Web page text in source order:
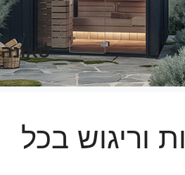
סאונה
וריגוש בכל